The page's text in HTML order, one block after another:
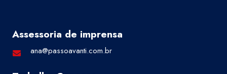
Assessoria de imprensa
ana@passoavanti.com.br